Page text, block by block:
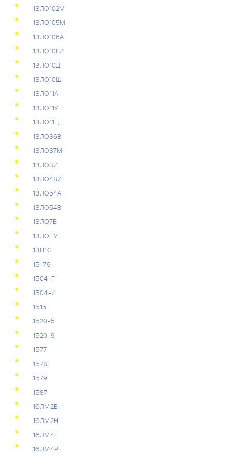
13ЛО102М
13ЛО105М
13ЛО106А
13ЛО10ГИ
13ЛО10Д
13ЛО10Ш
13ЛО11А
13ЛО11У
13ЛО11Ц
13ЛО36В
13ЛО37М
13ЛО3И
13ЛО48И
13ЛО54А
13ЛО54В
13ЛО7В
13ЛОПУ
13П1С
15-79
1504-Г
1504-И
1515
1520-5
1520-9
1577
1578
1579
1587
16ЛМ2В
16ЛМ2Н
16ЛМ4Г
16ЛМ4Р